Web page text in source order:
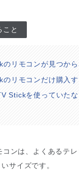
こと
リモコンが見つか
リモコンだけ購入
Stickを使っていた
ンは、よくあるテレ
サイズです。